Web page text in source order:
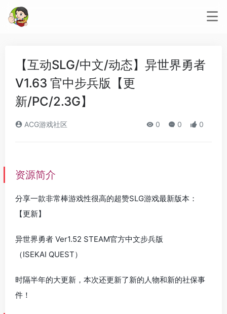
【互动SLG/中文/动态】异世界勇者
V1.63 官中步兵版【更
新/PC/2.3G】
ACG游戏社区 0 0 0
资源简介
分享一款非常棒游戏性很高的超赞SLG游戏最新版本：
【更新】
异世界勇者 Ver1.52 STEAM官方中文步兵版
（ISEKAI QUEST）
时隔半年的大更新，本次还更新了新的人物和新的社保事
件！